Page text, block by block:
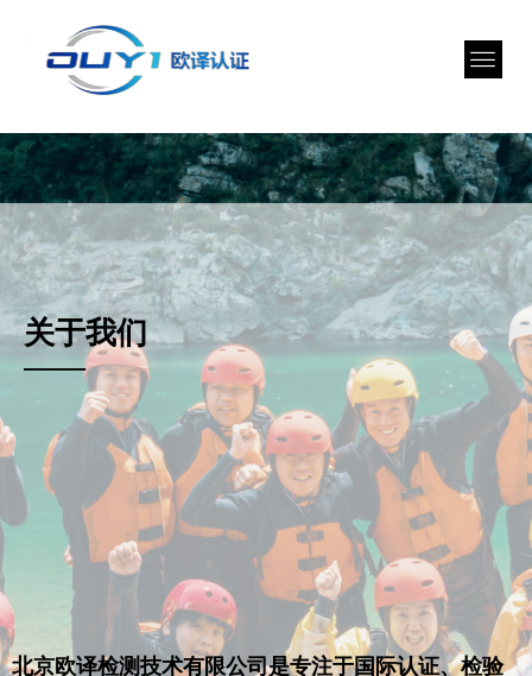
北京欧译检测技术有限公司是专注于国际认证、检验
关于我们
——